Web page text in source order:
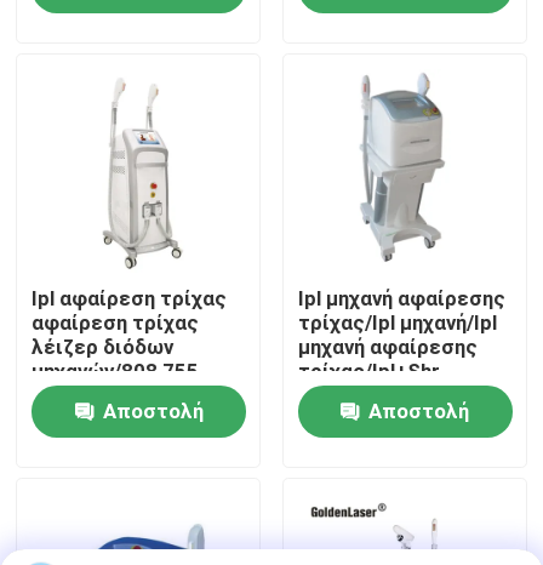
Βίντεο
Εμφάνιση VR
Περίπου εμείς
Γύρος εργοστασίων
Ποιοτικός έλεγχος
Μας ελάτε σε επαφή με
Ζητήστε ένα απόσπασμα
Ipl αφαίρεση τρίχας
αφαίρεση τρίχας
λέιζερ διόδων
μηχανών/808 755
1064nm
Αποστολή
Ipl μηχανή αφαίρεσης
τρίχας/Ipl μηχανή/Ipl
μηχανή αφαίρεσης
τρίχας/Ipl+Shr
Αποστολή